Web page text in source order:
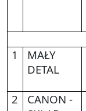
1
MAŁY
DETAL
2
CANON -